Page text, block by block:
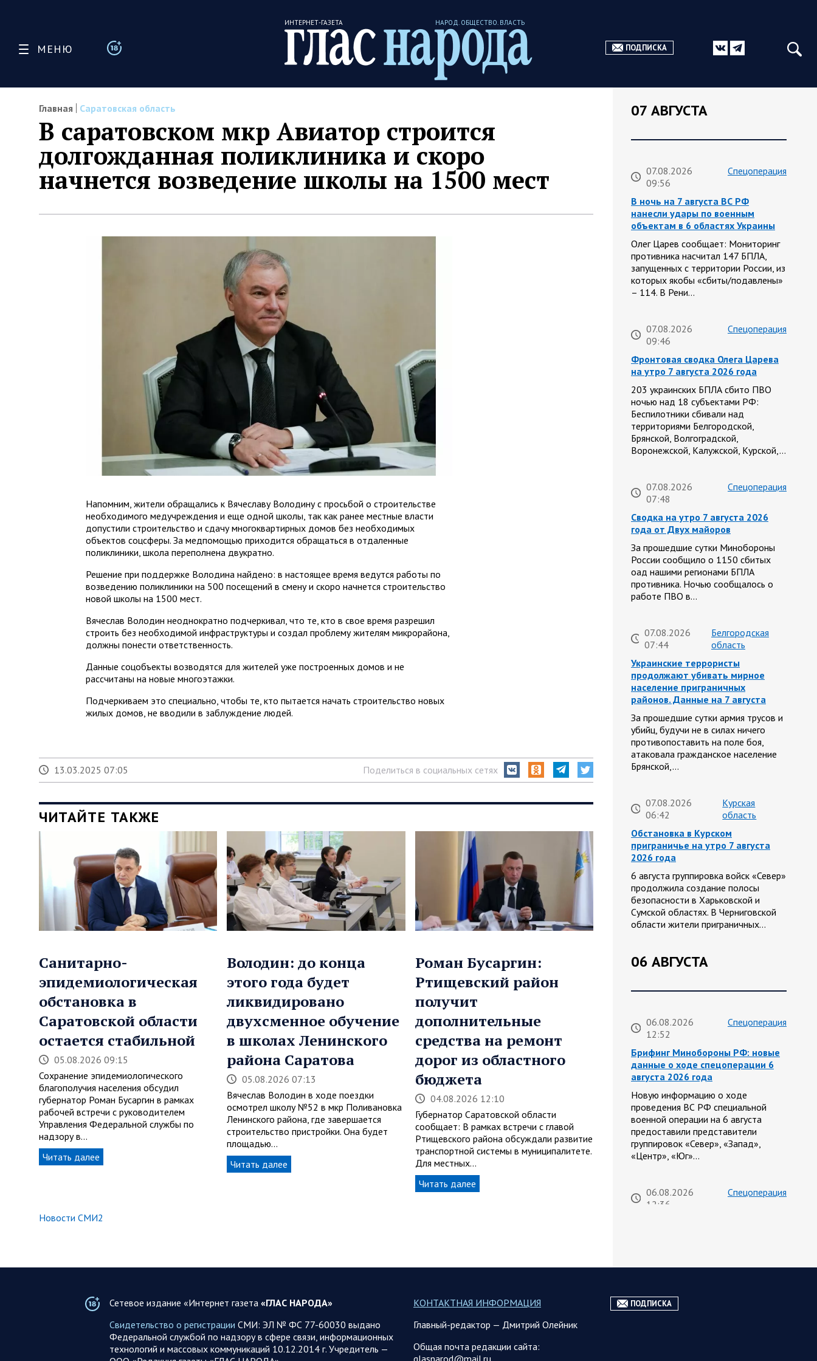
МЕНЮ
ИНТЕРНЕТ-ГАЗЕТА НАРОД. ОБЩЕСТВО. ВЛАСТЬ
ПОДПИСКА
Главная Саратовская область
В саратовском мкр Авиатор строится
долгожданная поликлиника и скоро
начнется возведение школы на 1500 мест
Напомним, жители обращались к Вячеславу Володину с просьбой о строительстве
необходимого медучреждения и еще одной школы, так как ранее местные власти
допустили строительство и сдачу многоквартирных домов без необходимых
объектов соцсферы. За медпомощью приходится обращаться в отдаленные
поликлиники, школа переполнена двукратно.
Решение при поддержке Володина найдено: в настоящее время ведутся работы по
возведению поликлиники на 500 посещений в смену и скоро начнется строительство
новой школы на 1500 мест.
Вячеслав Володин неоднократно подчеркивал, что те, кто в свое время разрешил
строить без необходимой инфраструктуры и создал проблему жителям микрорайона,
должны понести ответственность.
Данные соцобъекты возводятся для жителей уже построенных домов и не
рассчитаны на новые многоэтажки.
Подчеркиваем это специально, чтобы те, кто пытается начать строительство новых
жилых домов, не вводили в заблуждение людей.
13.03.2025 07:05 Поделиться в социальных сетях
ЧИТАЙТЕ ТАКЖЕ
Санитарно-
эпидемиологическая
обстановка в
Саратовской области
остается стабильной
05.08.2026 09:15
Сохранение эпидемиологического
благополучия населения обсудил
губернатор Роман Бусаргин в рамках
рабочей встречи с руководителем
Управления Федеральной службы по
надзору в…
Читать далее
Володин: до конца
этого года будет
ликвидировано
двухсменное обучение
в школах Ленинского
района Саратова
05.08.2026 07:13
Вячеслав Володин в ходе поездки
осмотрел школу №52 в мкр Поливановка
Ленинского района, где завершается
строительство пристройки. Она будет
площадью…
Читать далее
Роман Бусаргин:
Ртищевский район
получит
дополнительные
средства на ремонт
дорог из областного
бюджета
04.08.2026 12:10
Губернатор Саратовской области
сообщает: В рамках встречи с главой
Ртищевского района обсуждали развитие
транспортной системы в муниципалитете.
Для местных…
Читать далее
Новости СМИ2
07 АВГУСТА
07.08.2026
09:56
Спецоперация
В ночь на 7 августа ВС РФ
нанесли удары по военным
объектам в 6 областях Украины
Олег Царев сообщает: Мониторинг
противника насчитал 147 БПЛА,
запущенных с территории России, из
которых якобы «сбиты/подавлены»
– 114. В Рени…
07.08.2026
09:46
Спецоперация
Фронтовая сводка Олега Царева
на утро 7 августа 2026 года
203 украинских БПЛА сбито ПВО
ночью над 18 субъектами РФ:
Беспилотники сбивали над
территориями Белгородской,
Брянской, Волгоградской,
Воронежской, Калужской, Курской,…
07.08.2026
07:48
Спецоперация
Сводка на утро 7 августа 2026
года от Двух майоров
За прошедшие сутки Минобороны
России сообщило о 1150 сбитых
оад нашими регионами БПЛА
противника. Ночью сообщалось о
работе ПВО в…
07.08.2026
07:44
Белгородская
область
Украинские террористы
продолжают убивать мирное
население приграничных
районов. Данные на 7 августа
За прошедшие сутки армия трусов и
убийц, будучи не в силах ничего
противопоставить на поле боя,
атаковала гражданское население
Брянской,…
07.08.2026
06:42
Курская
область
Обстановка в Курском
приграничье на утро 7 августа
2026 года
6 августа группировка войск «Север»
продолжила создание полосы
безопасности в Харьковской и
Сумской областях. В Черниговской
области жители приграничных…
06 АВГУСТА
06.08.2026
12:52
Спецоперация
Брифинг Минобороны РФ: новые
данные о ходе спецоперации 6
августа 2026 года
Новую информацию о ходе
проведения ВС РФ специальной
военной операции на 6 августа
предоставили представители
группировок «Север», «Запад»,
«Центр», «Юг»…
06.08.2026
12:36
Спецоперация
Российские вооруженные силы
задействованным ВСУ, в течение
суток. Потери украинской стороны,
Сетевое издание «Интернет газета «ГЛАС НАРОДА»
Свидетельство о регистрации СМИ: ЭЛ № ФС 77-60030 выдано
Федеральной службой по надзору в сфере связи, информационных
технологий и массовых коммуникаций 10.12.2014 г. Учредитель —
КОНТАКТНАЯ ИНФОРМАЦИЯ
Главный-редактор — Дмитрий Олейник
Общая почта редакции сайта:
ПОДПИСКА